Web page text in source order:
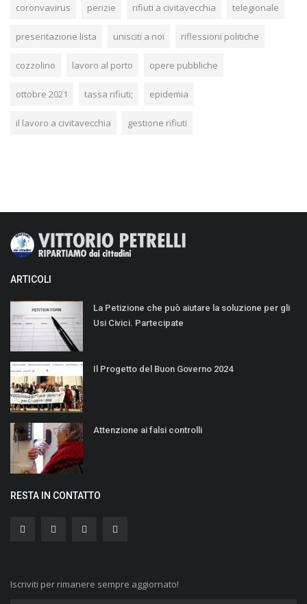
coronvavirus perizie rifiuti a civitavecchia telegionale
presentazione lista unisciti a noi riflessioni politiche
cozzolino lavoro al porto opere pubbliche
ottobre 2021 tassa rifiuti; epidemia
il lavoro a civitavecchia gestione rifiuti
ARTICOLI
La Petizione che può aiutare la soluzione per gli
Usi Civici. Partecipate
Il Progetto del Buon Governo 2024
Attenzione ai falsi controlli
RESTA IN CONTATTO
Iscriviti per rimanere sempre aggiornato!